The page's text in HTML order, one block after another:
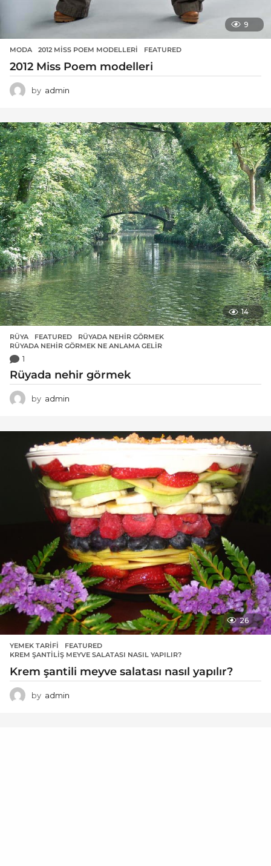
9
MODA 2012 MISS POEM MODELLERI ,FEATURED
2012 Miss Poem modelleri
by admin
14
RÜYA FEATURED ,RÜYADA NEHIR GÖRMEK
RÜYADA NEHIR GÖRMEK NE ANLAMA GELIR
1
Rüyada nehir görmek
by admin
26
YEMEK TARIFI FEATURED
KREM ŞANTILIŞ MEYVE SALATASI NASIL YAPILIR?
Krem şantili meyve salatası nasıl yapılır?
by admin